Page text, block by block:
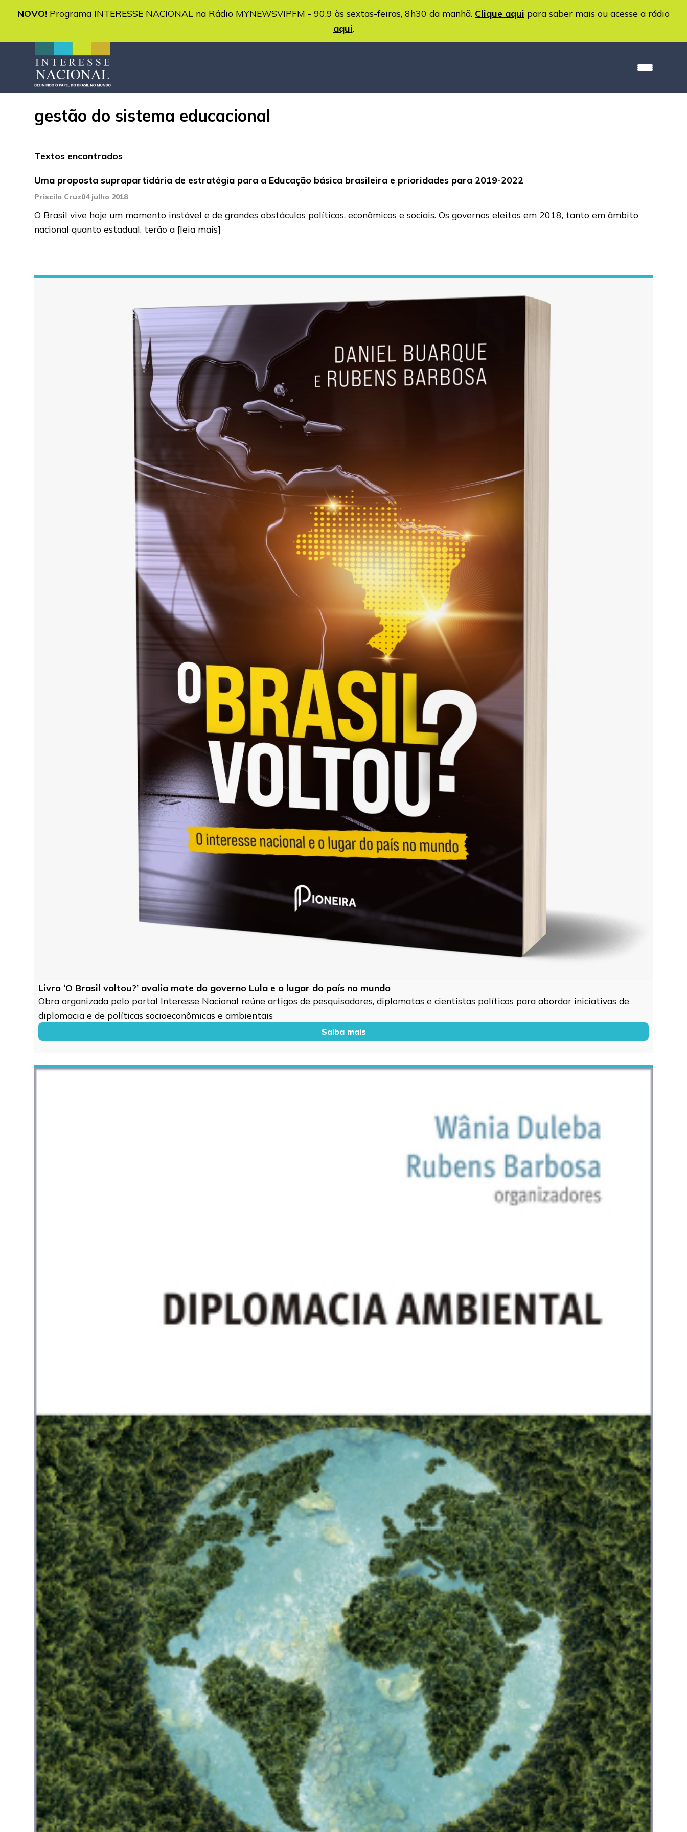
NOVO! Programa INTERESSE NACIONAL na Rádio MYNEWSVIPFM - 90.9 às sextas-feiras, 8h30 da manhã. Clique aqui para saber mais ou acesse a rádio
aqui.
gestão do sistema educacional
Textos encontrados
Uma proposta suprapartidária de estratégia para a Educação básica brasileira e prioridades para 2019-2022
Priscila Cruz04 julho 2018
O Brasil vive hoje um momento instável e de grandes obstáculos políticos, econômicos e sociais. Os governos eleitos em 2018, tanto em âmbito
nacional quanto estadual, terão a [leia mais]
Livro ‘O Brasil voltou?’ avalia mote do governo Lula e o lugar do país no mundo
Obra organizada pelo portal Interesse Nacional reúne artigos de pesquisadores, diplomatas e cientistas políticos para abordar iniciativas de
diplomacia e de políticas socioeconômicas e ambientais
Saiba mais